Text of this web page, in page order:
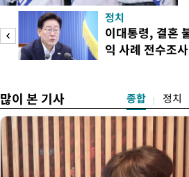
정치
이대통령, 결혼
익 사례 전수조
많이 본 기사 종합 정치